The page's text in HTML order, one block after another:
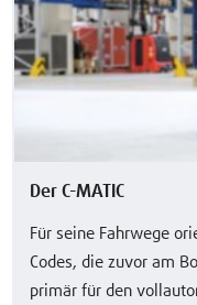
Der C-MATIC
Für seine Fahrwege
Codes, die zuvor am
primär für den